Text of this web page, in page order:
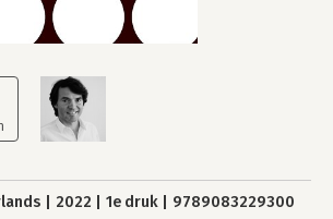
2022 1e druk 9789083229300